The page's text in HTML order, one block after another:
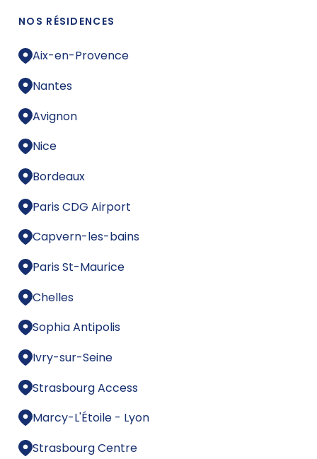
NOS RÉSIDENCES
Aix-en-Provence
Nantes
Avignon
Nice
Bordeaux
Paris CDG Airport
Capvern-les-bains
Paris St-Maurice
Chelles
Sophia Antipolis
Ivry-sur-Seine
Strasbourg Access
Marcy-L'Étoile - Lyon
Strasbourg Centre